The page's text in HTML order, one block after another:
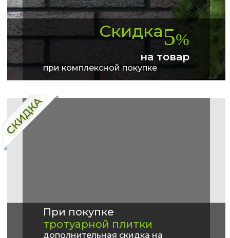
Скидка5%
на товар
при комплексной покупке
При покупке
тротуарной плитки
дополнительная скидка на